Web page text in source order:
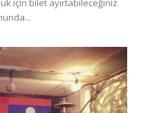
için bilet ayırtabileceğiniz